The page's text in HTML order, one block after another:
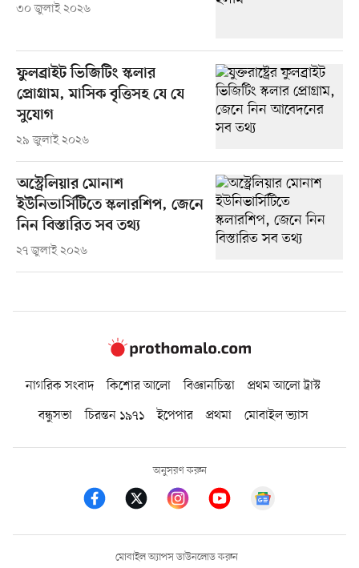
৩০ জুলাই ২০২৬
ফুলব্রাইট ভিজিটিং স্কলার
প্রোগ্রাম, মাসিক বৃত্তিসহ যে যে
সুযোগ
২৯ জুলাই ২০২৬
অস্ট্রেলিয়ার মোনাশ
ইউনিভার্সিটিতে স্কলারশিপ, জেনে
নিন বিস্তারিত সব তথ্য
২৭ জুলাই ২০২৬
নাগরিক সংবাদ কিশোর আলো বিজ্ঞানচিন্তা
প্রথম আলো ট্রাস্ট
বন্ধুসভা
চিরন্তন ১৯৭১ ইপেপার প্রথমা মোবাইল ভ্যাস
অনুসরণ করুন
মোবাইল অ্যাপস ডাউনলোড করুন